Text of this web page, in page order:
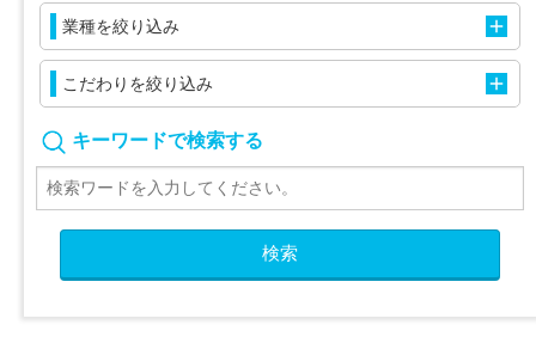
業種を絞り込み 
こだわりを絞り込み 
キーワードで検索する